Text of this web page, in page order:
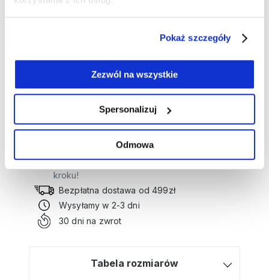
Pokaż szczegóły
Zezwól na wszystkie
Spersonalizuj
Odmowa
tworząc stylowy, wygodny look na co dzień.
Długość: 62 cm
Skład: 100% bawełna
Numer artykułu:11105360
Potrzebujesz wsparcia przy tworzeniu
Kliknij tutaj, a poprowadzimy Cię krok po
kroku!
Bezpłatna dostawa od 499zł
Wysyłamy w 2-3 dni
30 dni na zwrot
Tabela rozmiarów